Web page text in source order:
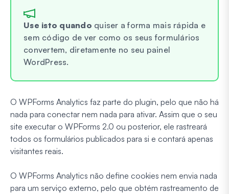
Use isto quando quiser a forma mais rápida e
sem código de ver como os seus formulários
convertem, diretamente no seu painel
WordPress.
O WPForms Analytics faz parte do plugin, pelo que não há
nada para conectar nem nada para ativar. Assim que o seu
site executar o WPForms 2.0 ou posterior, ele rastreará
todos os formulários publicados para si e contará apenas
visitantes reais.
O WPForms Analytics não define cookies nem envia nada
para um serviço externo, pelo que obtém rastreamento de